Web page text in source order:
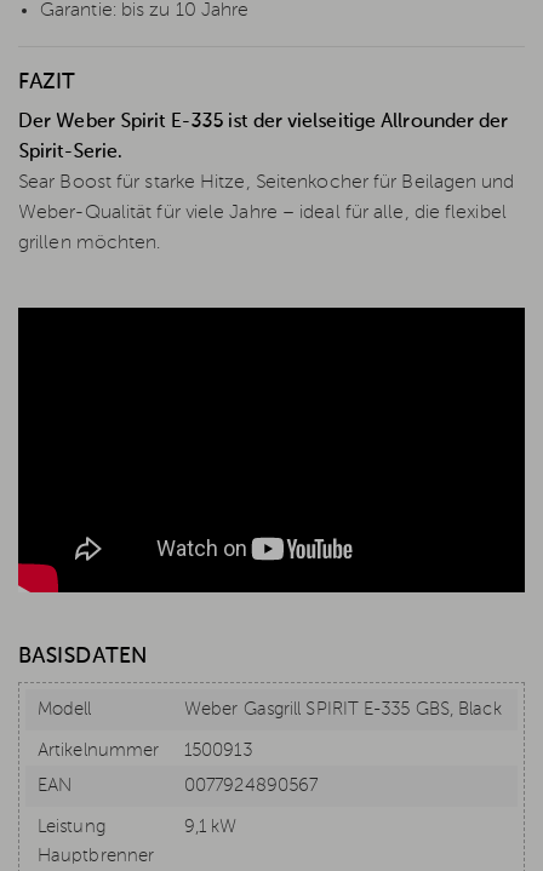
Garantie: bis zu 10 Jahre
FAZIT
Der Weber Spirit E-335 ist der vielseitige Allrounder der
Spirit-Serie.
Sear Boost für starke Hitze, Seitenkocher für Beilagen und
Weber-Qualität für viele Jahre – ideal für alle, die flexibel
grillen möchten.
BASISDATEN
Modell Weber Gasgrill SPIRIT E-335 GBS, Black
Artikelnummer
1500913
EAN
0077924890567
Leistung
Hauptbrenner
9,1 kW